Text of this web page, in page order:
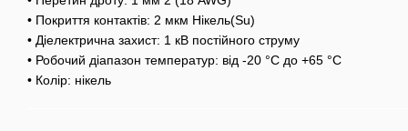
• Покриття контактів: 2 мкм Нікель(Su)
• Діелектрична захист: 1 кВ постійного струму
• Робочий діапазон температур: від -20 °C до +65 °C
• Колір: нікель